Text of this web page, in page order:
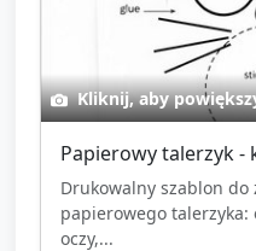
Kliknij, aby
Papierowy talerzyk -
Drukowalny szablon
papierowego talerzyka:
oczy,...